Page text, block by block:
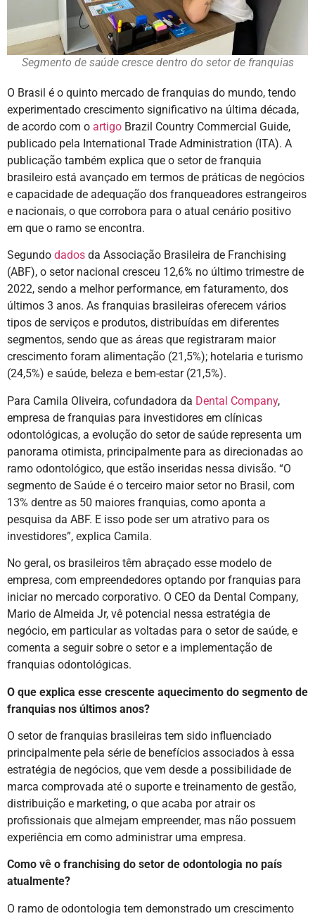
Segmento de saúde cresce dentro do setor de franquias
O Brasil é o quinto mercado de franquias do mundo, tendo
experimentado crescimento significativo na última década,
de acordo com o artigo Brazil Country Commercial Guide,
publicado pela International Trade Administration (ITA). A
publicação também explica que o setor de franquia
brasileiro está avançado em termos de práticas de negócios
e capacidade de adequação dos franqueadores estrangeiros
e nacionais, o que corrobora para o atual cenário positivo
em que o ramo se encontra.
Segundo dados da Associação Brasileira de Franchising
(ABF), o setor nacional cresceu 12,6% no último trimestre de
2022, sendo a melhor performance, em faturamento, dos
últimos 3 anos. As franquias brasileiras oferecem vários
tipos de serviços e produtos, distribuídas em diferentes
segmentos, sendo que as áreas que registraram maior
crescimento foram alimentação (21,5%); hotelaria e turismo
(24,5%) e saúde, beleza e bem-estar (21,5%).
Para Camila Oliveira, cofundadora da Dental Company,
empresa de franquias para investidores em clínicas
odontológicas, a evolução do setor de saúde representa um
panorama otimista, principalmente para as direcionadas ao
ramo odontológico, que estão inseridas nessa divisão. “O
segmento de Saúde é o terceiro maior setor no Brasil, com
13% dentre as 50 maiores franquias, como aponta a
pesquisa da ABF. E isso pode ser um atrativo para os
investidores”, explica Camila.
No geral, os brasileiros têm abraçado esse modelo de
empresa, com empreendedores optando por franquias para
iniciar no mercado corporativo. O CEO da Dental Company,
Mario de Almeida Jr, vê potencial nessa estratégia de
negócio, em particular as voltadas para o setor de saúde, e
comenta a seguir sobre o setor e a implementação de
franquias odontológicas.
O que explica esse crescente aquecimento do segmento de
franquias nos últimos anos?
O setor de franquias brasileiras tem sido influenciado
principalmente pela série de benefícios associados à essa
estratégia de negócios, que vem desde a possibilidade de
marca comprovada até o suporte e treinamento de gestão,
distribuição e marketing, o que acaba por atrair os
profissionais que almejam empreender, mas não possuem
experiência em como administrar uma empresa.
Como vê o franchising do setor de odontologia no país
atualmente?
O ramo de odontologia tem demonstrado um crescimento